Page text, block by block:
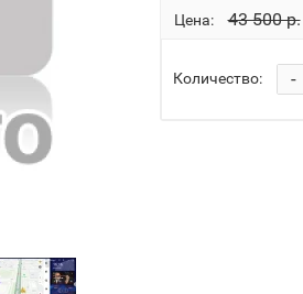
Цена: 43 500 р.
Количество: -